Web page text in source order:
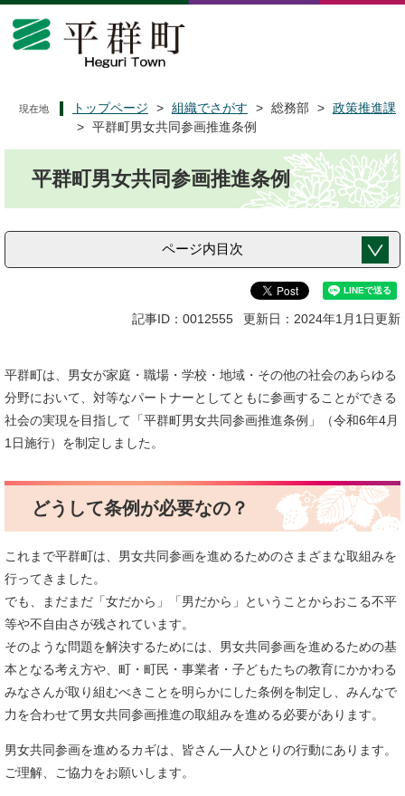
ペ
メ
現在地 トップページ > 組織でさがす > 総務部 > 政策推進課
> 平群町男女共同参画推進条例
平群町男女共同参画推進条例
ページ内目次
記事ID：0012555 更新日：2024年1月1日更新
平群町は、男女が家庭・職場・学校・地域・その他の社会のあらゆる
分野において、対等なパートナーとしてともに参画することができる
社会の実現を目指して「平群町男女共同参画推進条例」（令和6年4月
1日施行）を制定しました。
どうして条例が必要なの？
これまで平群町は、男女共同参画を進めるためのさまざまな取組みを
行ってきました。
でも、まだまだ「女だから」「男だから」ということからおこる不平
等や不自由さが残されています。
そのような問題を解決するためには、男女共同参画を進めるための基
本となる考え方や、町・町民・事業者・子どもたちの教育にかかわる
みなさんが取り組むべきことを明らかにした条例を制定し、みんなで
力を合わせて男女共同参画推進の取組みを進める必要があります。
男女共同参画を進めるカギは、皆さん一人ひとりの行動にあります。
ご理解、ご協力をお願いします。